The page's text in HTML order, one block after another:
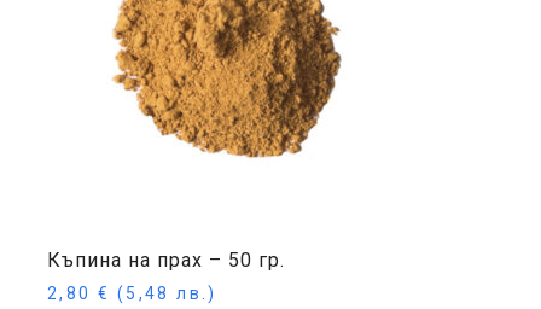
Къпина на прах – 50 гр.
2,80 € (5,48 лв.)